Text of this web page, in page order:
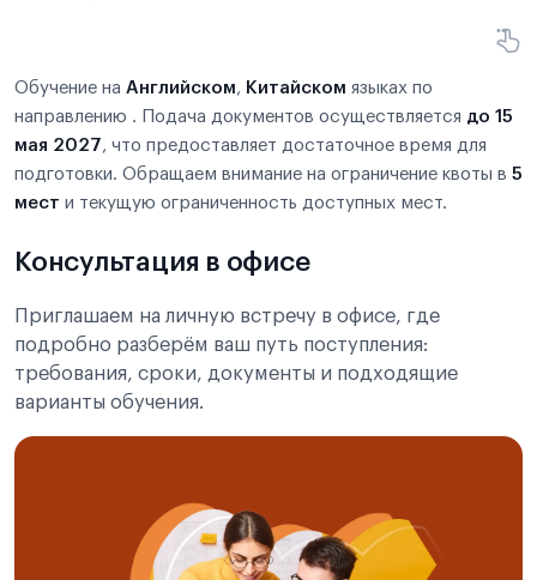
Обучение на Английском, Китайском языках по
направлению . Подача документов осуществляется до 15
мая 2027, что предоставляет достаточное время для
подготовки. Обращаем внимание на ограничение квоты в 5
мест и текущую ограниченность доступных мест.
Консультация в офисе
Приглашаем на личную встречу в офисе, где
подробно разберём ваш путь поступления:
требования, сроки, документы и подходящие
варианты обучения.